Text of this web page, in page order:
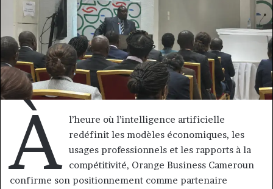
À
l’heure où l’intelligence artificielle
redéfinit les modèles économiques, les
usages professionnels et les rapports à la
compétitivité, Orange Business Cameroun
confirme son positionnement comme partenaire